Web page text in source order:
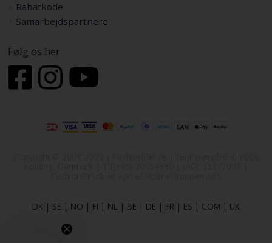
Rabatkode
Samarbejdspartnere
Følg os her
DK | SE | NO | FI | NL | BE | DE | FR | ES | COM | UK